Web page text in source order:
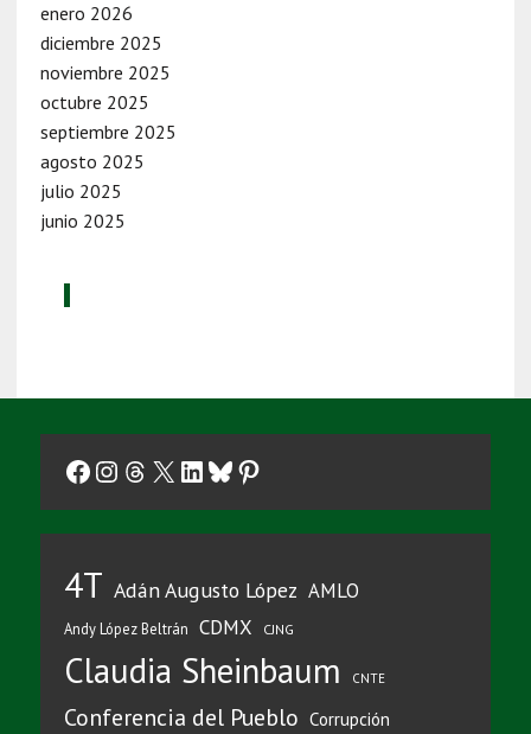
enero 2026
diciembre 2025
noviembre 2025
octubre 2025
septiembre 2025
agosto 2025
julio 2025
junio 2025
Facebook
Instagram
Threads
X LinkedIn
Bluesky
Pinterest
4T Adán Augusto López AMLO
Andy López Beltrán CDMX CJNG
Claudia Sheinbaum CNTE
Conferencia del Pueblo Corrupción